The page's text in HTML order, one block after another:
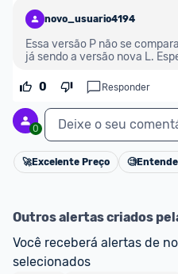
novo_usuario4194
Essa versão P não se
já sendo a versão nova L.
0 Responder
0 Deixe o seu
🚀Excelente Preço 🧐
Outros alertas criados
Você receberá alertas de
selecionados